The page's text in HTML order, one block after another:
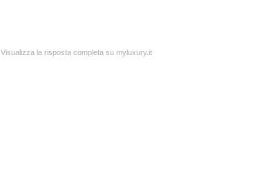
Visualizza la risposta completa su myluxury.it